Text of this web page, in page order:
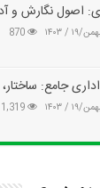
اصول نگارش و
۱۹ / ۱۴۰۳ 870
جامع:
۱۹ / ۱۴۰۳ 1,319